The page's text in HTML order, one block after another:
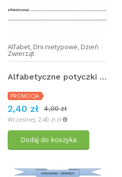
Alfabet, Dni nietypowe, Dzień
Zwierząt
Alfabetyczne potyczki - Światowy Dzień Zwierząt
PROMOCJA
2,40 zł
4,00 zł
Wcześniej: 2,40 zł zł
Dodaj do koszyka